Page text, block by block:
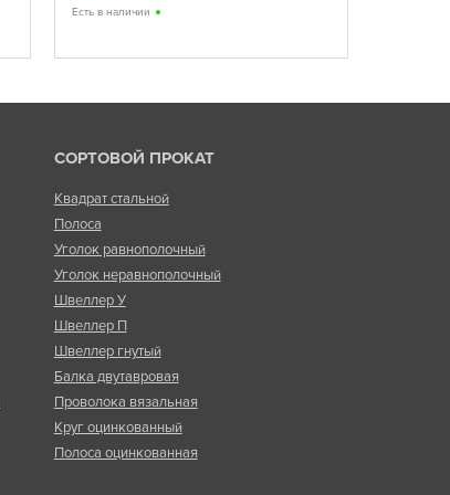
Есть в наличии
СОРТОВОЙ ПРОКАТ
Квадрат стальной
Полоса
Уголок равнополочный
Уголок неравнополочный
Швеллер У
Швеллер П
Швеллер гнутый
Балка двутавровая
Проволока вязальная
Круг оцинкованный
Полоса оцинкованная